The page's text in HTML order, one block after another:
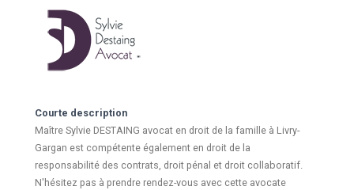
Courte description
Maître Sylvie DESTAING avocat en droit de la famille à Livry-
Gargan est compétente également en droit de la
responsabilité des contrats, droit pénal et droit collaboratif.
N'hésitez pas à prendre rendez-vous avec cette avocate